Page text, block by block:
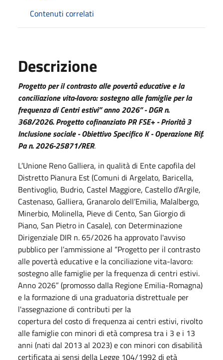
Contenuti correlati
Descrizione
Progetto per il contrasto alle povertà educative e la
conciliazione vita-lavoro: sostegno alle famiglie per la
frequenza di Centri estivi” anno 2026” - DGR n.
368/2026. Progetto cofinanziato PR FSE+ - Priorità 3
Inclusione sociale - Obiettivo Specifico K - Operazione Rif.
Pa n. 2026-25871/RER.
L’Unione Reno Galliera, in qualità di Ente capofila del
Distretto Pianura Est (Comuni di Argelato, Baricella,
Bentivoglio, Budrio, Castel Maggiore, Castello d’Argile,
Castenaso, Galliera, Granarolo dell’Emilia, Malalbergo,
Minerbio, Molinella, Pieve di Cento, San Giorgio di
Piano, San Pietro in Casale), con Determinazione
Dirigenziale DIR n. 65/2026 ha approvato l'avviso
pubblico per l’ammissione al “Progetto per il contrasto
alle povertà educative e la conciliazione vita-lavoro:
sostegno alle famiglie per la frequenza di centri estivi.
Anno 2026” (promosso dalla Regione Emilia-Romagna)
e la formazione di una graduatoria distrettuale per
l'assegnazione di contributi per la
copertura del costo di frequenza ai centri estivi, rivolto
alle famiglie con minori di età compresa tra i 3 e i 13
anni (nati dal 2013 al 2023) e con minori con disabilità
certificata ai sensi della Legge 104/1992 di età